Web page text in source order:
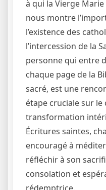
à qui la Vierge
nous montre
l’existence des
l’intercession de la
personne qui entre
chaque page de la
sacré, est une
étape cruciale sur le
transformation
Écritures saintes,
encouragé à
réfléchir à son
consolation et